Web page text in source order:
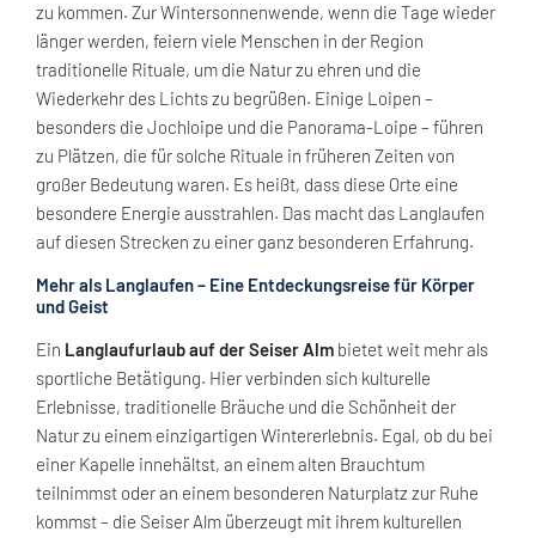
zu kommen. Zur Wintersonnenwende, wenn die Tage wieder
länger werden, feiern viele Menschen in der Region
traditionelle Rituale, um die Natur zu ehren und die
Wiederkehr des Lichts zu begrüßen. Einige Loipen –
besonders die Jochloipe und die Panorama-Loipe – führen
zu Plätzen, die für solche Rituale in früheren Zeiten von
großer Bedeutung waren. Es heißt, dass diese Orte eine
besondere Energie ausstrahlen. Das macht das Langlaufen
auf diesen Strecken zu einer ganz besonderen Erfahrung.
Mehr als Langlaufen – Eine Entdeckungsreise für Körper
und Geist
Ein Langlaufurlaub auf der Seiser Alm bietet weit mehr als
sportliche Betätigung. Hier verbinden sich kulturelle
Erlebnisse, traditionelle Bräuche und die Schönheit der
Natur zu einem einzigartigen Wintererlebnis. Egal, ob du bei
einer Kapelle innehältst, an einem alten Brauchtum
teilnimmst oder an einem besonderen Naturplatz zur Ruhe
kommst – die Seiser Alm überzeugt mit ihrem kulturellen